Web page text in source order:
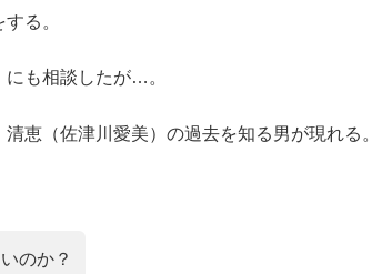
る。
にも相談したが…。
恵（佐津川愛美）の過去を知る男が現れる。
のか？